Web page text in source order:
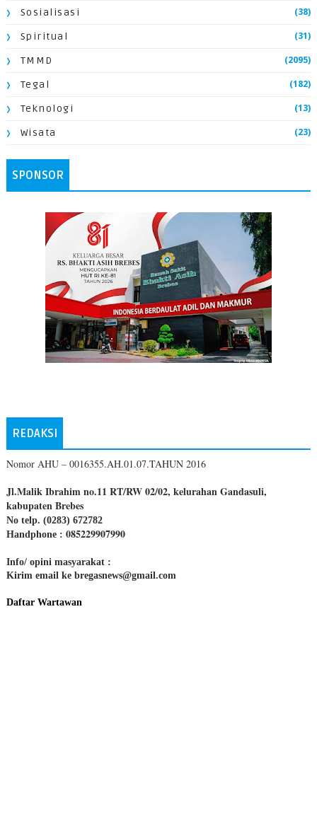
Sosialisasi (38)
Spiritual (31)
TMMD (2095)
Tegal (182)
Teknologi (13)
Wisata (23)
SPONSOR
REDAKSI
Nomor AHU – 0016355.AH.01.07.TAHUN 2016
Jl.Malik Ibrahim no.11 RT/RW 02/02, kelurahan Gandasuli,
kabupaten Brebes
No telp. (0283) 672782
Handphone : 085229907990
Info/ opini masyarakat :
Kirim email ke bregasnews@gmail.com
Daftar Wartawan